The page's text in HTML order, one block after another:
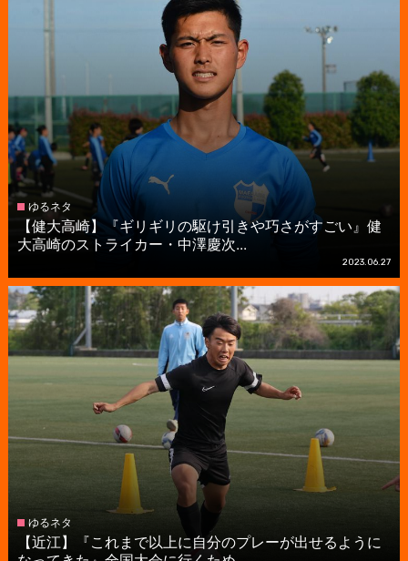
ゆるネタ
【健大高崎】『ギリギリの駆け引きや巧さがすごい』健
大高崎のストライカー・中澤慶次...
2023.06.27
ゆるネタ
【近江】『これまで以上に自分のプレーが出せるように